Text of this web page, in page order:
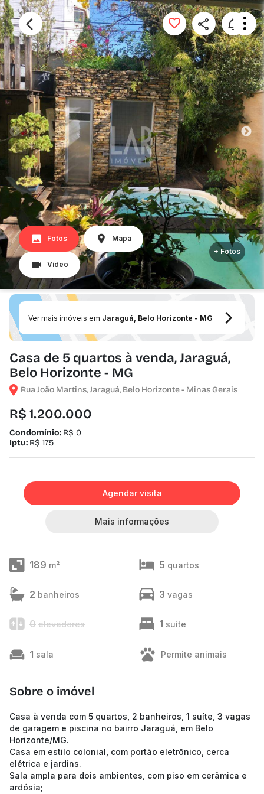
Fotos Mapa
Vídeo
+ Fotos
Ver mais imóveis em Jaraguá, Belo Horizonte - MG
Casa de 5 quartos à venda, Jaraguá,
Belo Horizonte - MG
Rua João Martins, Jaraguá, Belo Horizonte - Minas Gerais
R$ 1.200.000
Condomínio: R$ 0
Iptu: R$ 175
Agendar visita
Mais informações
189 m² 5 quartos
2 banheiros 3 vagas
0 elevadores 1 suíte
1 sala Permite animais
Sobre o imóvel
Casa à venda com 5 quartos, 2 banheiros, 1 suíte, 3 vagas
de garagem e piscina no bairro Jaraguá, em Belo
Horizonte/MG.
Casa em estilo colonial, com portão eletrônico, cerca
elétrica e jardins.
Sala ampla para dois ambientes, com piso em cerâmica e
ardósia;